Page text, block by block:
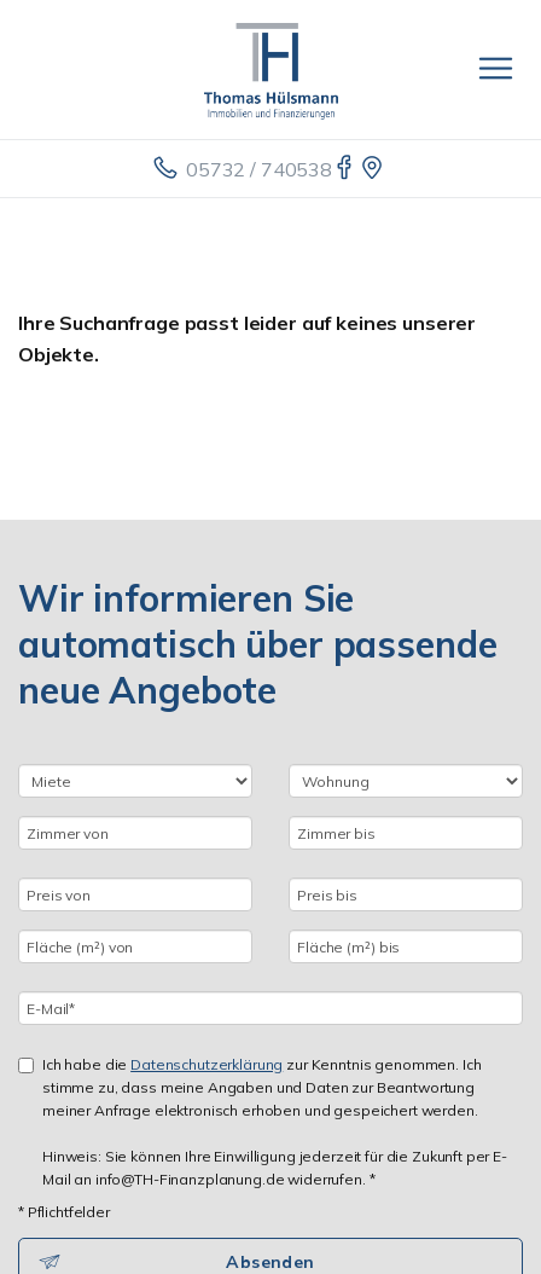
05732 / 740538
Ihre Suchanfrage passt leider auf keines unserer
Objekte.
Wir informieren Sie
automatisch über passende
neue Angebote
Ich habe die Datenschutzerklärung zur Kenntnis genommen. Ich
stimme zu, dass meine Angaben und Daten zur Beantwortung
meiner Anfrage elektronisch erhoben und gespeichert werden.
Hinweis: Sie können Ihre Einwilligung jederzeit für die Zukunft per E-
Mail an info@TH-Finanzplanung.de widerrufen. *
* Pflichtfelder
Absenden